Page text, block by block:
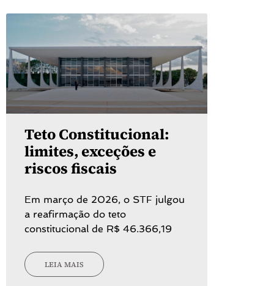
Teto Constitucional:
limites, exceções e
riscos fiscais
Em março de 2026, o STF julgou
a reafirmação do teto
constitucional de R$ 46.366,19
LEIA MAIS